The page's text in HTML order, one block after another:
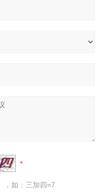
，如：三加四=7